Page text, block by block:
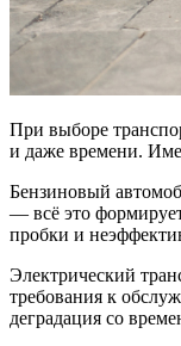
При выборе
и даже времени.
Бензиновый
— всё это
пробки и
Электрический
требования к
деградация со